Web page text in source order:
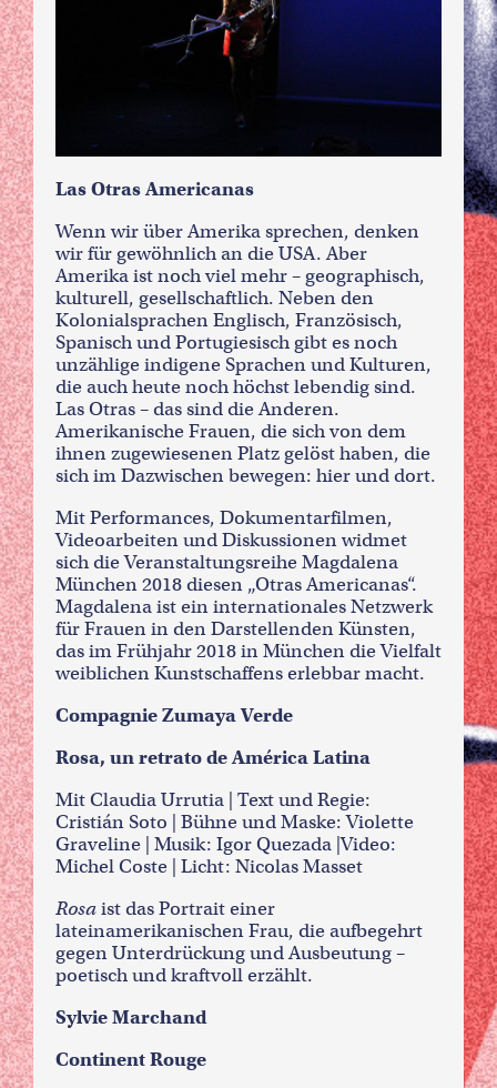
Las Otras Americanas
Wenn wir über Amerika sprechen, denken
wir für gewöhnlich an die USA. Aber
Amerika ist noch viel mehr – geographisch,
kulturell, gesellschaftlich. Neben den
Kolonialsprachen Englisch, Französisch,
Spanisch und Portugiesisch gibt es noch
unzählige indigene Sprachen und Kulturen,
die auch heute noch höchst lebendig sind.
Las Otras – das sind die Anderen.
Amerikanische Frauen, die sich von dem
ihnen zugewiesenen Platz gelöst haben, die
sich im Dazwischen bewegen: hier und dort.
Mit Performances, Dokumentarfilmen,
Videoarbeiten und Diskussionen widmet
sich die Veranstaltungsreihe Magdalena
München 2018 diesen „Otras Americanas“.
Magdalena ist ein internationales Netzwerk
für Frauen in den Darstellenden Künsten,
das im Frühjahr 2018 in München die Vielfalt
weiblichen Kunstschaffens erlebbar macht.
Compagnie Zumaya Verde
Rosa, un retrato de América Latina
Mit Claudia Urrutia | Text und Regie:
Cristián Soto | Bühne und Maske: Violette
Graveline | Musik: Igor Quezada |Video:
Michel Coste | Licht: Nicolas Masset
Rosaist das Portrait einer
lateinamerikanischen Frau, die aufbegehrt
gegen Unterdrückung und Ausbeutung –
poetisch und kraftvoll erzählt.
Sylvie Marchand
Continent Rouge